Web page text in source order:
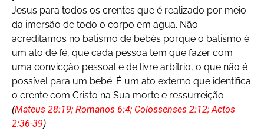
Jesus para todos os crentes que é realizado por meio
da imersão de todo o corpo em água. Não
acreditamos no batismo de bebés porque o batismo é
um ato de fé, que cada pessoa tem que fazer com
uma convicção pessoal e de livre arbítrio, o que não é
possível para um bebé. É um ato externo que identifica
o crente com Cristo na Sua morte e ressurreição.
(Mateus 28:19; Romanos 6:4; Colossenses 2:12; Actos
2:36-39)